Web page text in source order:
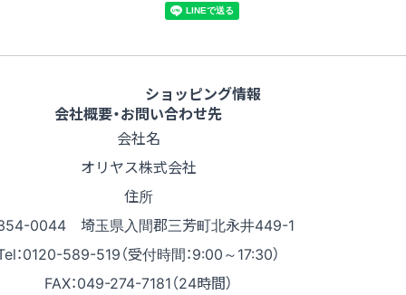
ショッピング情報
会社概要・お問い合わせ先
会社名
オリヤス株式会社
住所
0044 埼玉県入間郡三芳町北永井449-1
：0120-589-519（受付時間：9:00～17:30）
FAX：049-274-7181（24時間）